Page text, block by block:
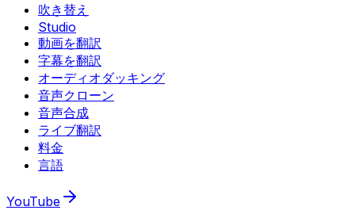
吹き替え
Studio
動画を翻訳
字幕を翻訳
オーディオダッキング
音声クローン
音声合成
ライブ翻訳
料金
言語
YouTube